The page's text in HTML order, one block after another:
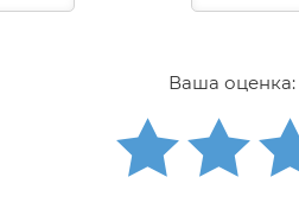
Ваша оценка: